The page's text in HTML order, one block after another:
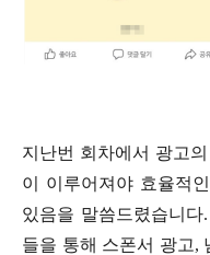
지난번 회차에서 광고
이 이루어져야 효율적
있음을 말씀드렸습니
들을 통해 스폰서 광고,